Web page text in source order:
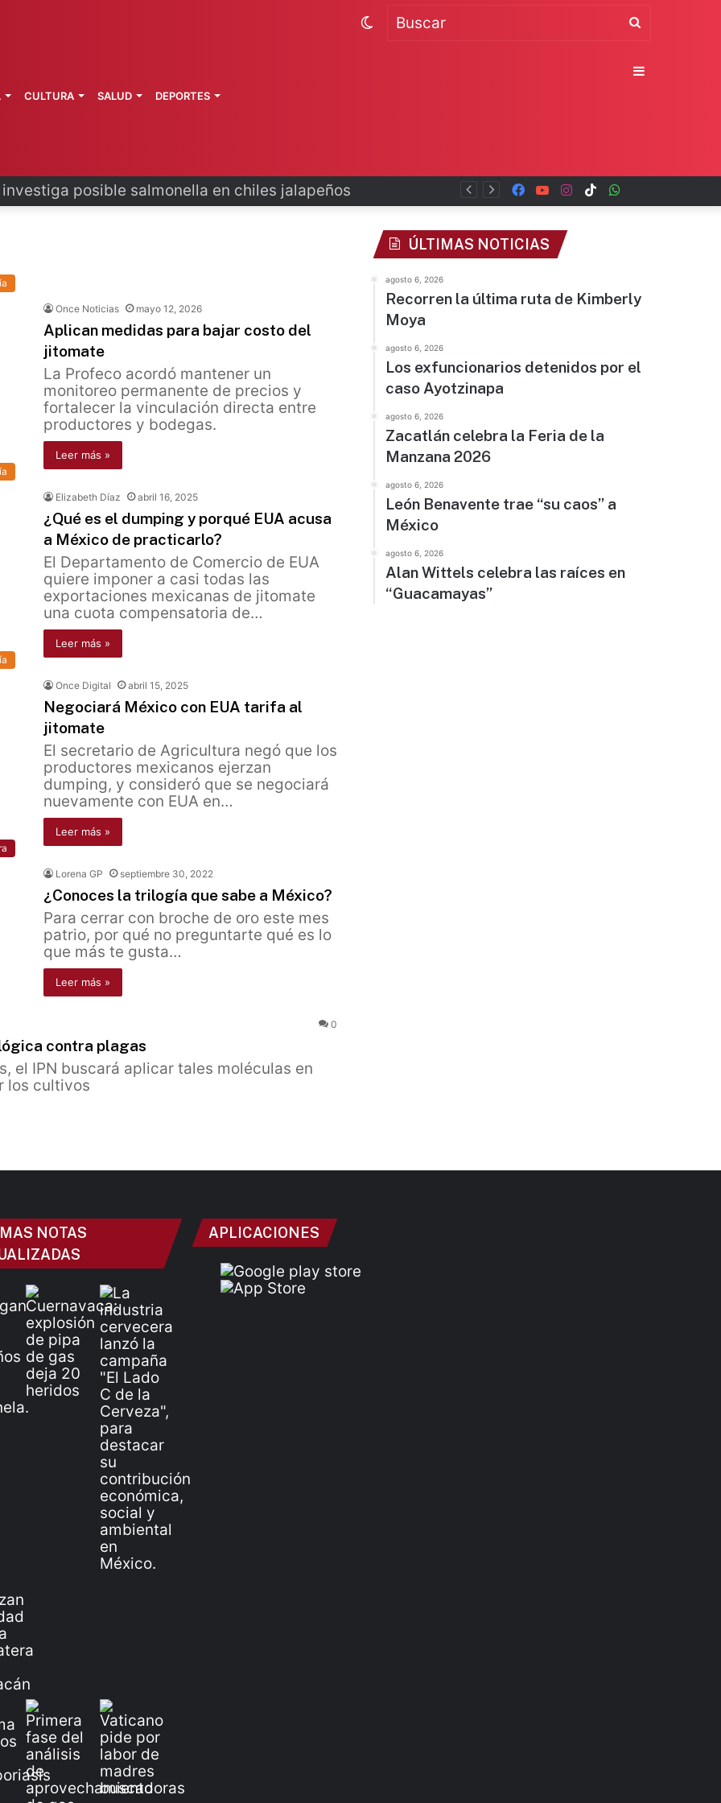
la última ruta de Kimberly Moya TikTok
Instagram
YouTube
Facebook
CULTURA SALUD DEPORTES
Switch
Once Noticias mayo 12, 2026
Aplican medidas para bajar costo del
jitomate
La Profeco acordó mantener un
monitoreo permanente de precios y
fortalecer la vinculación directa entre
productores y bodegas.
Leer más »
Elizabeth Díaz abril 16, 2025
¿Qué es el dumping y porqué EUA acusa
a México de practicarlo?
El Departamento de Comercio de EUA
quiere imponer a casi todas las
exportaciones mexicanas de jitomate
una cuota compensatoria de…
Leer más »
Once Digital abril 15, 2025
Negociará México con EUA tarifa al
jitomate
El secretario de Agricultura negó que los
productores mexicanos ejerzan
dumping, y consideró que se negociará
nuevamente con EUA en…
Leer más »
Lorena GP septiembre 30, 2022
¿Conoces la trilogía que sabe a México?
Para cerrar con broche de oro este mes
patrio, por qué no preguntarte qué es lo
que más te gusta…
Leer más »
0
contra plagas
el IPN buscará aplicar tales moléculas en
los cultivos
ÚLTIMAS NOTICIAS
agosto 6, 2026
Recorren la última ruta de Kimberly
Moya
agosto 6, 2026
Los exfuncionarios detenidos por el
caso Ayotzinapa
agosto 6, 2026
Zacatlán celebra la Feria de la
Manzana 2026
agosto 6, 2026
León Benavente trae “su caos” a
México
agosto 6, 2026
Alan Wittels celebra las raíces en
“Guacamayas”
NOTAS
APLICACIONES